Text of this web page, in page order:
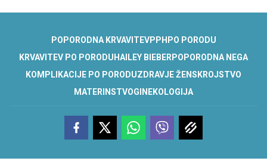
POPORODNA KRVAVITEVPPH PO PORODU
KRVAVITEV PO PORODU HAILEY BIEBER POPORODNA NEGA
KOMPLIKACIJE PO PORODUZDRAVJE ŽENSKROJSTVO
MATERINSTVOGINEKOLOGIJA